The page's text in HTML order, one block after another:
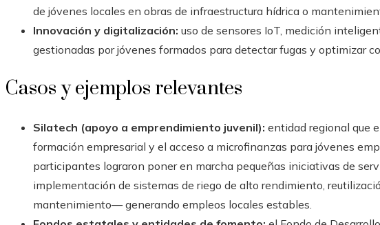
de jóvenes locales en obras de infraestructura hídrica o
Innovación y digitalización: uso de sensores IoT, medición
gestionadas por jóvenes formados para detectar fugas y optimizar
Casos y ejemplos relevantes
Silatech (apoyo a emprendimiento juvenil): entidad regional que
formación empresarial y el acceso a microfinanzas para jóvenes
participantes lograron poner en marcha pequeñas iniciativas de
implementación de sistemas de riego de alto rendimiento,
mantenimiento— generando empleos locales estables.